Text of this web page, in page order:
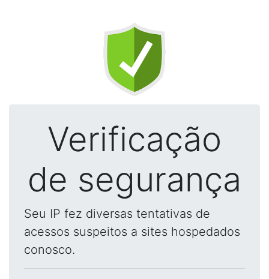
Verificação
de segurança
Seu IP fez diversas tentativas de
acessos suspeitos a sites hospedados
conosco.